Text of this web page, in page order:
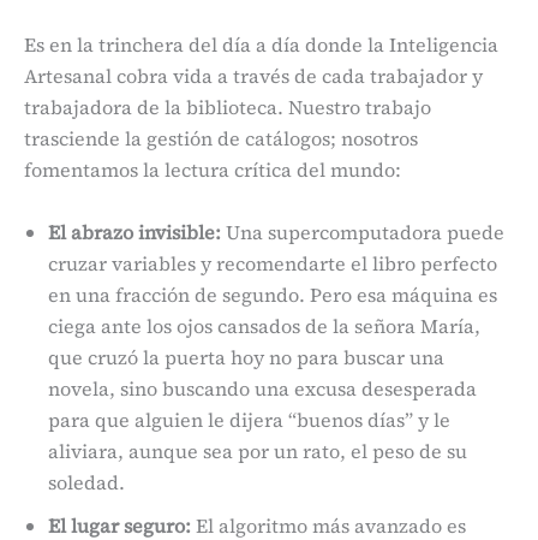
Es en la trinchera del día a día donde la Inteligencia
Artesanal cobra vida a través de cada trabajador y
trabajadora de la biblioteca. Nuestro trabajo
trasciende la gestión de catálogos; nosotros
fomentamos la lectura crítica del mundo:
El abrazo invisible: Una supercomputadora puede
cruzar variables y recomendarte el libro perfecto
en una fracción de segundo. Pero esa máquina es
ciega ante los ojos cansados de la señora María,
que cruzó la puerta hoy no para buscar una
novela, sino buscando una excusa desesperada
para que alguien le dijera “buenos días” y le
aliviara, aunque sea por un rato, el peso de su
soledad.
El lugar seguro: El algoritmo más avanzado es